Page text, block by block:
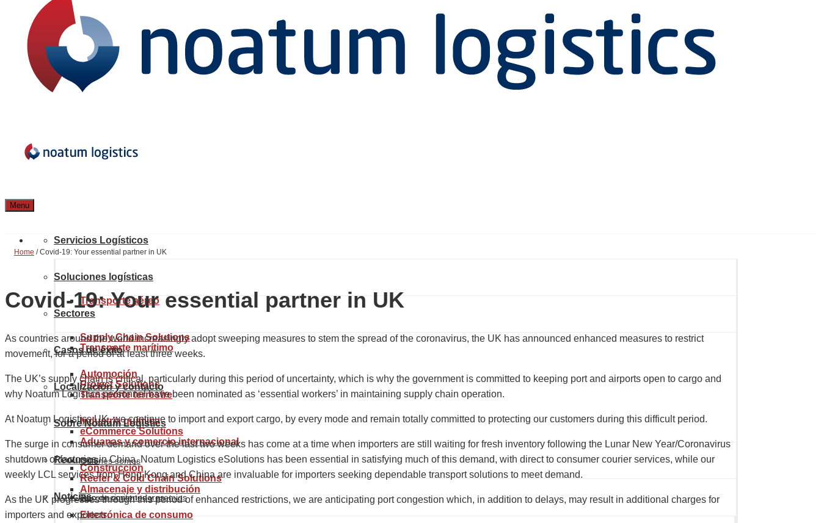
Menu
Servicios Logísticos
Transporte aéreo
Transporte marítimo
Transporte terrestre
Aduanas y comercio internacional
Almacenaje y distribución
Soluciones logísticas
Supply Chain Solutions
Project Solutions
eCommerce Solutions
Reefer & Cold Chain Solutions
Sectores
Automoción
Industria química
Construcción
Electrónica de consumo
Casos de éxito
Localización y contacto
Sobre Noatum Logistics
Quiénes somos
Reconocimientos y premios
Recursos
Tipo de contenedores
Noticias
Home /Covid-19: Your essential partner in UK
Covid-19: Your essential partner in UK
As countries around the world increasingly adopt sweeping measures to stem the spread of the coronavirus, the UK has announced enhanced measures to restrict
movement, for a period of at least three weeks.
The UK’s supply chain is critical, particularly during this period of uncertainty, which is why the government is committed to keeping port and airports open to cargo and
why Noatum Logistics personnel have been nominated as ‘essential workers’ in maintaining supply chain operation.
At Noatum Logistics UK, we continue to import and export cargo, by every mode and remain totally committed to protecting our customers during this difficult period.
The surge in consumer demand over the last two weeks has come at a time when importers are still waiting for fresh inventory following the Lunar New Year/Coronavirus
shutdown of factories in China. Noatum Logistics eSolutions has been essential in satisfying much of this demand, with direct to consumer courier services, while our
weekly LCL services from Hong Kong and China are invaluable for importers seeking dependable transport solutions to meet demand.
As the UK progresses through this period of enhanced restrictions, we are anticipating port congestion which, in addition to delays, may result in additional charges for
importers and exporters.